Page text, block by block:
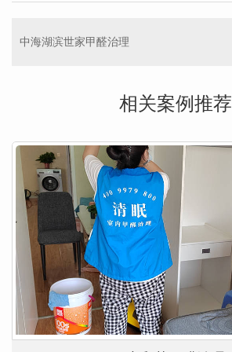
中海湖滨世家甲醛治理
相关案例推荐